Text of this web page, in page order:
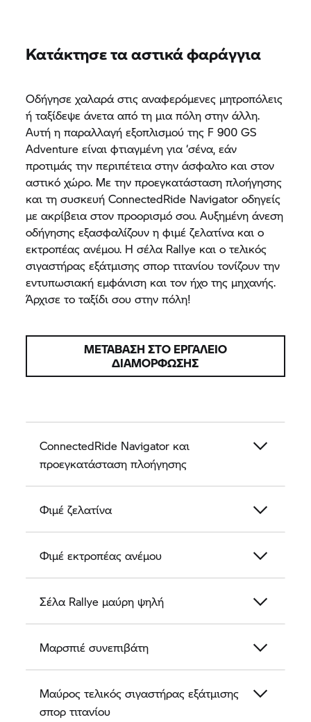
Κατάκτησε τα αστικά φαράγγια
Οδήγησε χαλαρά στις αναφερόμενες μητροπόλεις
ή ταξίδεψε άνετα από τη μια πόλη στην άλλη.
Αυτή η παραλλαγή εξοπλισμού της F 900 GS
Adventure είναι φτιαγμένη για ‘σένα, εάν
προτιμάς την περιπέτεια στην άσφαλτο και στον
αστικό χώρο. Με την προεγκατάσταση πλοήγησης
και τη συσκευή ConnectedRide Navigator οδηγείς
με ακρίβεια στον προορισμό σου. Αυξημένη άνεση
οδήγησης εξασφαλίζουν η φιμέ ζελατίνα και ο
εκτροπέας ανέμου. Η σέλα Rallye και ο τελικός
σιγαστήρας εξάτμισης σπορ τιτανίου τονίζουν την
εντυπωσιακή εμφάνιση και τον ήχο της μηχανής.
Άρχισε το ταξίδι σου στην πόλη!
ΜΕΤΆΒΑΣΗ ΣΤΟ ΕΡΓΑΛΕΊΟ
ΔΙΑΜΌΡΦΩΣΗΣ
ConnectedRide Navigator και
προεγκατάσταση πλοήγησης
Φιμέ ζελατίνα
Φιμέ εκτροπέας ανέμου
Σέλα Rallye μαύρη ψηλή
Μαρσπιέ συνεπιβάτη
Μαύρος τελικός σιγαστήρας εξάτμισης
σπορ τιτανίου